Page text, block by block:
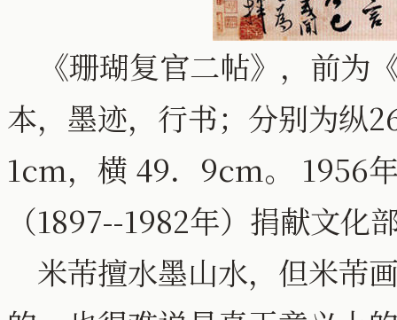
《珊瑚复官二帖》，前为
本，墨迹，行书；分别为纵
1cm，横 49．9cm。 1956
（1897--1982年）捐献文
米芾擅水墨山水，但米芾